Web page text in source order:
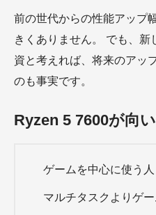
前の世代からの性能アップ
きくありません。 でも、
資と考えれば、将来のアッ
のも事実です。
Ryzen 5 7600が向
ゲームを中心に使う人
マルチタスクよりゲ